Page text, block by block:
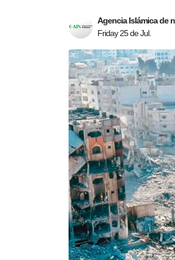
Agencia Islámica de
Friday 25 de Jul.